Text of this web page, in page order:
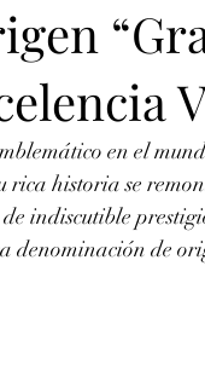
en el
rica historia se
indiscutible
denominación de